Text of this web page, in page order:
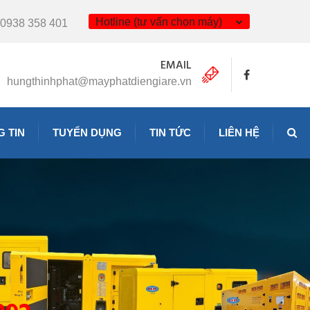
Hotline (tư vấn chọn máy)
0938 358 401
EMAIL
hungthinhphat@mayphatdiengiare.vn
TIN TUYỂN DỤNG TIN TỨC LIÊN HỆ